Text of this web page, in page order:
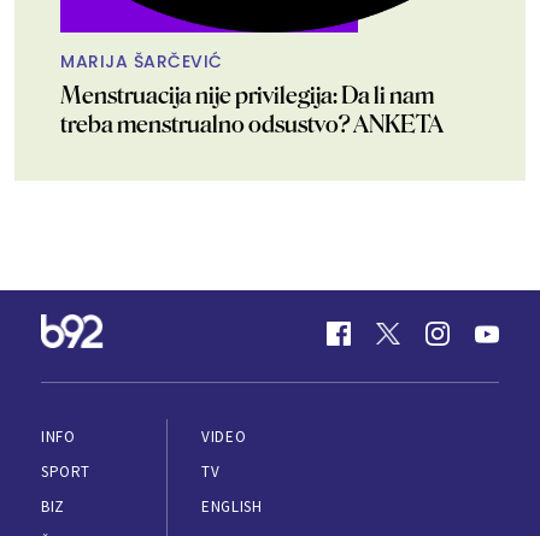
MARIJA ŠARČEVIĆ
Menstruacija nije privilegija: Da li nam
treba menstrualno odsustvo? ANKETA
INFO
SPORT
BIZ
VIDEO
TV
ENGLISH